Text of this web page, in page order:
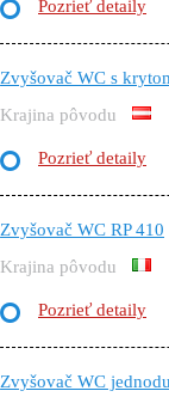
Pozrieť detaily
Zvyšovač WC s
Krajina pôvodu
Pozrieť detaily
Zvyšovač WC RP 410
Krajina pôvodu
Pozrieť detaily
Zvyšovač WC